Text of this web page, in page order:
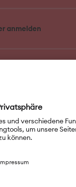
anmelden
Kontakt
Datenschutz